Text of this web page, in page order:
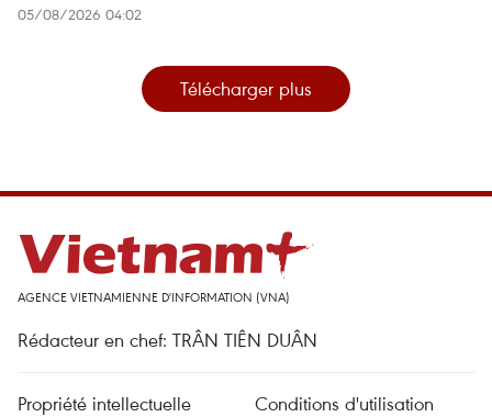
05/08/2026 04:02
Télécharger plus
AGENCE VIETNAMIENNE D'INFORMATION (VNA)
Rédacteur en chef: TRÂN TIÊN DUÂN
Propriété intellectuelle
Conditions d'utilisation